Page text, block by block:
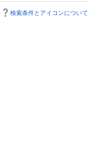
検索条件とアイコンについて